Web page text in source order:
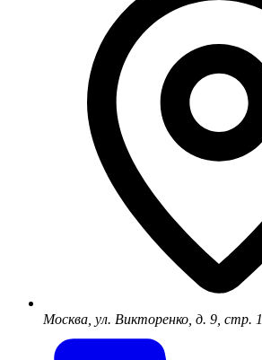
Москва, ул. Викторенко, д. 9, стр. 1